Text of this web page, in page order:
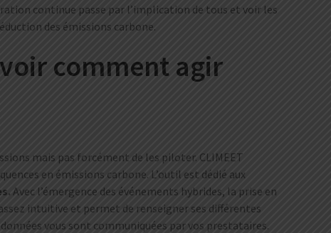
continue passe par l’implication de tous et voir les
des émissions carbone.
comment agir
mais pas forcément de les piloter. CLIMEET
en émissions carbone. L’outil est dédié aux
Avec l’émergence des événements hybrides, la prise en
intuitive et permet de renseigner ses différentes
vous sont communiquées par vos prestataires.